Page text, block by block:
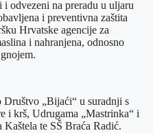
odvezeni na preradu u uljaru
i preventivna zaštita
Hrvatske agencije za
i nahranjena, odnosno
„Bijaći“ u suradnji s
i krš, Udrugama „Mastrinka“ i
te SŠ Braća Radić.